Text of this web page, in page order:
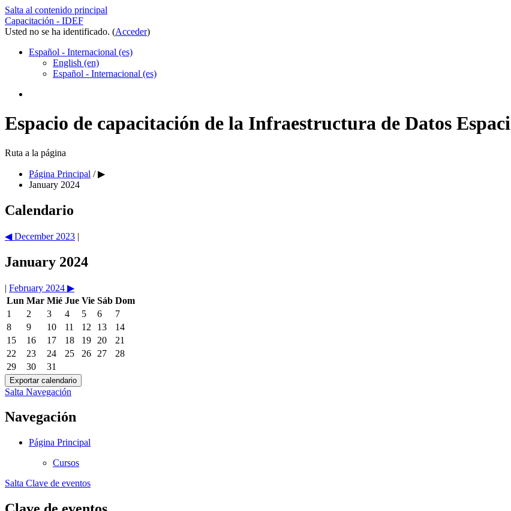
Salta al contenido principal
Capacitación - IDEF
Usted no se ha identificado. (Acceder)
Español - Internacional ‎(es)‎
English ‎(en)‎
Español - Internacional ‎(es)‎
Espacio de capacitación de la Infraestructura de Datos
Ruta a la página
Página Principal / ▶︎
January 2024
Calendario
◀︎ December 2023 |
January 2024
| February 2024 ▶︎
Lun Mar Mié Jue Vie Sáb Dom
1
2 3 4 5 6
7
8
9 10 11 12 13
14
15
16 17 18 19 20
21
22
23 24 25 26 27
28
29
30 31
Salta Navegación
Navegación
Página Principal
Cursos
Salta Clave de eventos